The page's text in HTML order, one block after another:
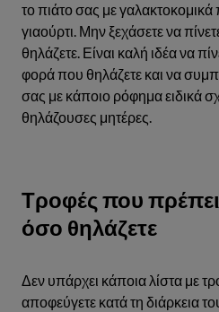
το πιάτο σας με
γιαούρτι. Μην ξεχάσετε να
θηλάζετε. Είναι καλή ιδέα να
φορά που θηλάζετε και να
σας με κάποιο ρόφημα ειδικά
θηλάζουσες μητέρες.
Τροφές που
όσο θηλάζετε
Δεν υπάρχει κάποια λίστα με
αποφεύγετε κατά τη διάρκεια